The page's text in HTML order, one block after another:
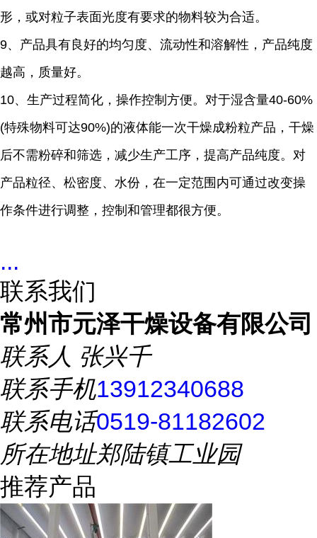
形，或对粒子表面光度有要求的物料较为合适。
9、产品具有良好的均匀度、流动性和溶解性，产品纯度
越高，质量好。
10、生产过程简化，操作控制方便。对于湿含量40-60%
(特殊物料可达90%)的液体能一次干燥成粉粒产品，干燥
后不需粉碎和筛选，减少生产工序，提高产品纯度。对
产品粒径、松密度、水份，在一定范围内可通过改变操
作条件进行调整，控制和管理都很方便。
...
联系我们
常州市元泽干燥设备有限公司
联系人 张兴千
联系手机13912340688
联系电话0519-81182602
所在地址郑陆镇工业园
推荐产品